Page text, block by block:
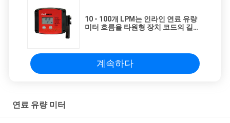
PRIVACY
POLICY
10 - 100개 LPM는 인라인 연료 유량
미터 흐름율 타원형 장치 코드의 길이
계속하다
연료 유량 미터